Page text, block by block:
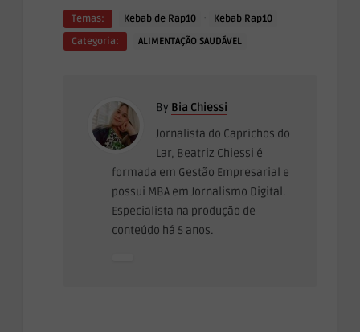
Temas: Kebab de Rap10 ·
Kebab Rap10
Categoria:
ALIMENTAÇÃO SAUDÁVEL
By Bia Chiessi
Jornalista do Caprichos do
Lar, Beatriz Chiessi é
formada em Gestão Empresarial e
possui MBA em Jornalismo Digital.
Especialista na produção de
conteúdo há 5 anos.